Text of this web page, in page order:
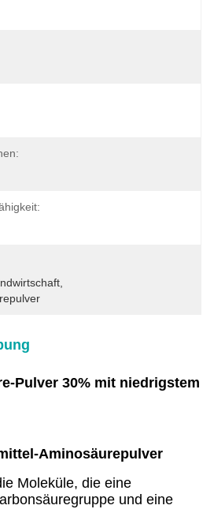
Pulver 30% mit niedrigstem
Aminosäurepulver
Moleküle, die eine
und eine